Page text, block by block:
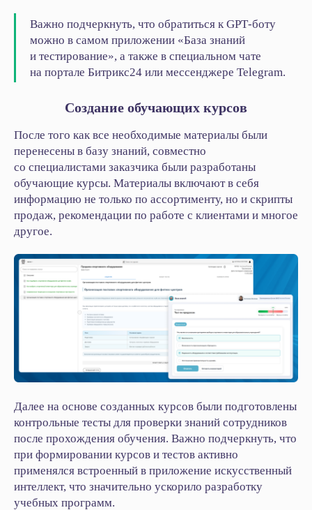
Важно подчеркнуть, что обратиться к GPT‑боту
можно в самом приложении «База знаний
и тестирование», а также в специальном чате
на портале Битрикс24 или мессенджере Telegram.
Создание обучающих курсов
После того как все необходимые материалы были
перенесены в базу знаний, совместно
со специалистами заказчика были разработаны
обучающие курсы. Материалы включают в себя
информацию не только по ассортименту, но и скрипты
продаж, рекомендации по работе с клиентами и многое
другое.
Далее на основе созданных курсов были подготовлены
контрольные тесты для проверки знаний сотрудников
после прохождения обучения. Важно подчеркнуть, что
при формировании курсов и тестов активно
применялся встроенный в приложение искусственный
интеллект, что значительно ускорило разработку
учебных программ.